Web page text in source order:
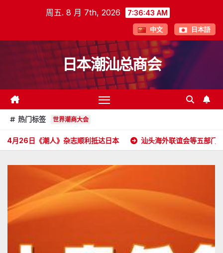
周五. 8 月 7th, 2026 7:36:45 AM
中文 日本語
日本潮汕总商会
热门标签 世界潮商大会
杂志顺利抵达日本 汕头海外联谊会等五部门携五大洲侨胞和港